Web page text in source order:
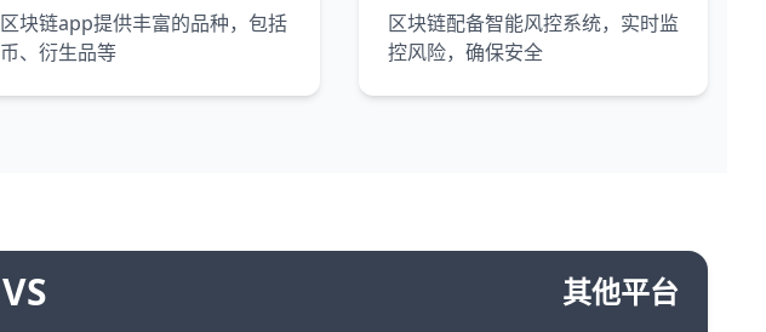
区块链app提供丰富的品种，包括
币、衍生品等
区块链配备智能风控系统，实时监
控风险，确保安全
VS 其他平台